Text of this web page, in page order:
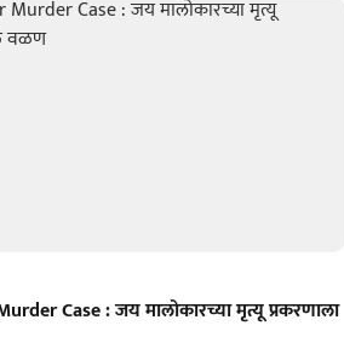
Case : जय मालोकारच्या मृत्यू प्रकरणाला